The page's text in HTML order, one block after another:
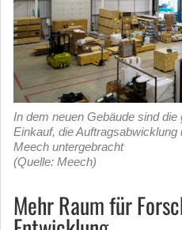
In dem neuen Gebäude sind
Einkauf, die
Meech untergebracht
(Quelle: Meech)
Mehr Raum für